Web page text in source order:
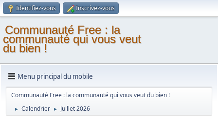
Identifiez-vous Inscrivez-vous
Communauté Free : la
communauté qui vous veut
du bien !
Menu principal du mobile
Communauté Free : la communauté qui vous veut du bien !
► Calendrier ► Juillet 2026